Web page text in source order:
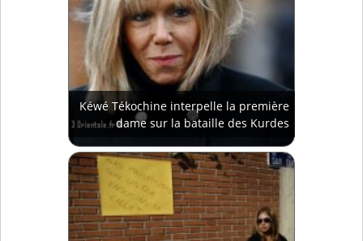
Kéwé Tékochine interpelle la première
dame sur la bataille des Kurdes